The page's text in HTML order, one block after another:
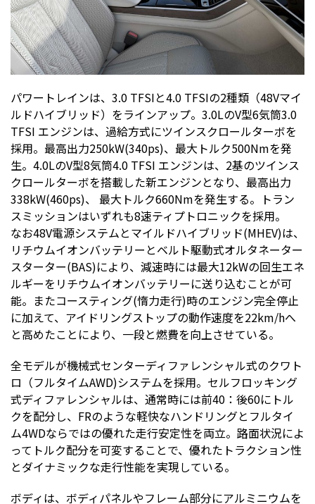
パワートレインは、3.0 TFSIと4.0 TFSIの2種類（48Vマイ
ルドハイブリッド）をラインアップ。3.0LのV型6気筒3.0
TFSI エンジンは、過給方式にツインスクロールターボを
採用。最高出力250kW(340ps)、最大トルク500Nmを発
生。4.0LのV型8気筒4.0 TFSI エンジンは、2基のツインス
クロールターボを搭載した新エンジンとなり、最高出力
338kW(460ps)、 最大トルク660Nmを発生する。トラン
スミッションはいずれも8速ティプトロニックを採用。
なお48V電源システムとマイルドハイブリッド(MHEV)は、
リチウムイオンバッテリーとベルト駆動式オルタネーター
スターター(BAS)により、減速時には最大12kWの回生エネ
ルギーをリチウムイオンバッテリーに送り込むことが可
能。またコースティング(惰力走行)時のエンジン完全停止
に加えて、アイドリングストップの動作速度を22km/hへ
と高めたことにより、一段と燃費を向上させている。
全モデルが機械式センターディファレンシャル式のクワト
ロ（フルタイムAWD)システムを採用。セルフロッキング
式ディファレンシャルは、通常時には前40：後60にトル
クを配分し、FRのような軽快なハンドリングとフルタイ
ム4WDならではの優れた走行安定性を両立。路面状況によ
ってトルク配分を可変することで、優れたトラクション性
とダイナミックな走行性能を実現している。
ボディは、ボディパネルやフレーム部分にアルミニウムを